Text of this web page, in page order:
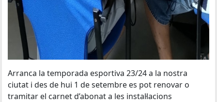
Arranca la temporada esportiva 23/24 a la nostra
ciutat i des de hui 1 de setembre es pot renovar o
tramitar el carnet d’abonat a les instal·lacions